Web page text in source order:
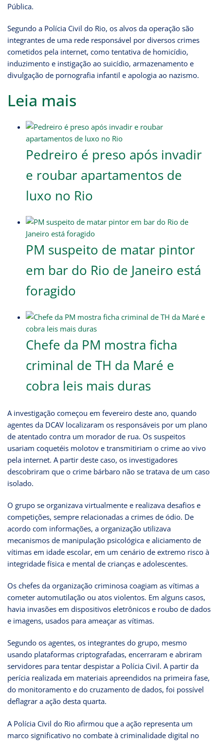
Pública.
Segundo a Polícia Civil do Rio, os alvos da operação são
integrantes de uma rede responsável por diversos crimes
cometidos pela internet, como tentativa de homicídio,
induzimento e instigação ao suicídio, armazenamento e
divulgação de pornografia infantil e apologia ao nazismo.
Leia mais
Pedreiro é preso após invadir
e roubar apartamentos de
luxo no Rio
PM suspeito de matar pintor
em bar do Rio de Janeiro está
foragido
Chefe da PM mostra ficha
criminal de TH da Maré e
cobra leis mais duras
A investigação começou em fevereiro deste ano, quando
agentes da DCAV localizaram os responsáveis por um plano
de atentado contra um morador de rua. Os suspeitos
usariam coquetéis molotov e transmitiriam o crime ao vivo
pela internet. A partir deste caso, os investigadores
descobriram que o crime bárbaro não se tratava de um caso
isolado.
O grupo se organizava virtualmente e realizava desafios e
competições, sempre relacionadas a crimes de ódio. De
acordo com informações, a organização utilizava
mecanismos de manipulação psicológica e aliciamento de
vítimas em idade escolar, em um cenário de extremo risco à
integridade física e mental de crianças e adolescentes.
Os chefes da organização criminosa coagiam as vítimas a
cometer automutilação ou atos violentos. Em alguns casos,
havia invasões em dispositivos eletrônicos e roubo de dados
e imagens, usados para ameaçar as vítimas.
Segundo os agentes, os integrantes do grupo, mesmo
usando plataformas criptografadas, encerraram e abriram
servidores para tentar despistar a Polícia Civil. A partir da
perícia realizada em materiais apreendidos na primeira fase,
do monitoramento e do cruzamento de dados, foi possível
deflagrar a ação desta quarta.
A Polícia Civil do Rio afirmou que a ação representa um
marco significativo no combate à criminalidade digital no